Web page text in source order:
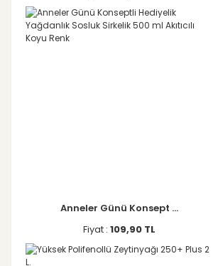
Anneler Günü Konsept ...
Fiyat : 109,90 TL